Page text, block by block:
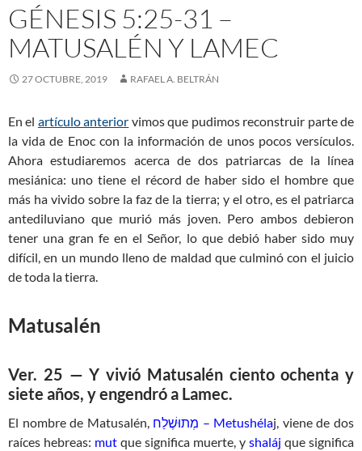
GÉNESIS 5:25-31 –
MATUSALÉN Y LAMEC
27 OCTUBRE, 2019 RAFAEL A. BELTRÁN
En el artículo anterior vimos que pudimos reconstruir parte de
la vida de Enoc con la información de unos pocos versículos.
Ahora estudiaremos acerca de dos patriarcas de la línea
mesiánica: uno tiene el récord de haber sido el hombre que
más ha vivido sobre la faz de la tierra; y el otro, es el patriarca
antediluviano que murió más joven. Pero ambos debieron
tener una gran fe en el Señor, lo que debió haber sido muy
difícil, en un mundo lleno de maldad que culminó con el juicio
de toda la tierra.
Matusalén
Ver. 25 — Y vivió Matusalén ciento ochenta y
siete años, y engendró a Lamec.
El nombre de Matusalén, מְתוּשֶׁלַח – Metushélaj, viene de dos
raíces hebreas: mut que significa muerte, y shaláj que significa